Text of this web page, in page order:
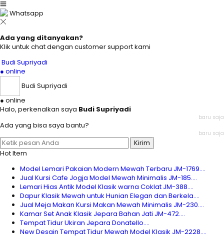
Whatsapp
Ada yang ditanyakan?
Klik untuk chat dengan customer support kami
Budi Supriyadi
● online
Budi Supriyadi
● online
Halo, perkenalkan saya Budi Supriyadi
baru saja
Ada yang bisa saya bantu?
baru saja
Kirim
Hot Item
Model Lemari Pakaian Modern Mewah Terbaru JM-1769....
Jual Kursi Cafe Jogja Model Mewah Minimalis JM-185....
Lemari Hias Antik Model Klasik warna Coklat JM-388....
Dapur Klasik Mewah untuk Hunian Elegan dan Berkela....
Jual Meja Makan Kursi Makan Mewah Minimalis JM-230....
Kamar Set Anak Klasik Jepara Bahan Jati JM-472....
Tempat Tidur Ukiran Jepara Donatello....
New Desain Tempat Tidur Mewah Model Klasik JM-2228....